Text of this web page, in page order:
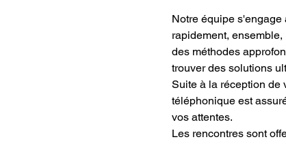
Notre équipe s'engage
rapidement,
des méthodes
trouver des solutions
Suite à la réception de
téléphonique est
vos attentes.
Les rencontres sont